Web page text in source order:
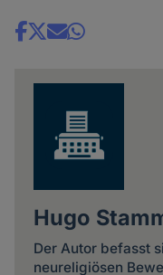
Share
Hugo
Der Autor befasst
neureligiösen